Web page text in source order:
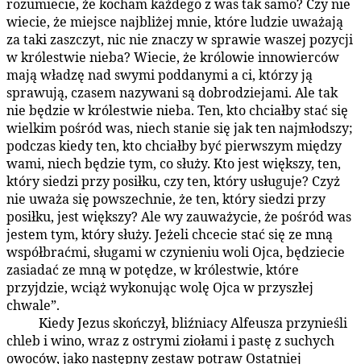
rozumiecie, że kocham każdego z was tak samo? Czy nie
wiecie, że miejsce najbliżej mnie, które ludzie uważają
za taki zaszczyt, nic nie znaczy w sprawie waszej pozycji
w królestwie nieba? Wiecie, że królowie innowierców
mają władzę nad swymi poddanymi a ci, którzy ją
sprawują, czasem nazywani są dobrodziejami. Ale tak
nie będzie w królestwie nieba. Ten, kto chciałby stać się
wielkim pośród was, niech stanie się jak ten najmłodszy;
podczas kiedy ten, kto chciałby być pierwszym między
wami, niech będzie tym, co służy. Kto jest większy, ten,
który siedzi przy posiłku, czy ten, który usługuje? Czyż
nie uważa się powszechnie, że ten, który siedzi przy
posiłku, jest większy? Ale wy zauważycie, że pośród was
jestem tym, który służy. Jeżeli chcecie stać się ze mną
współbraćmi, sługami w czynieniu woli Ojca, będziecie
zasiadać ze mną w potędze, w królestwie, które
przyjdzie, wciąż wykonując wolę Ojca w przyszłej
chwale”.
179:3.10Kiedy Jezus skończył, bliźniacy Alfeusza przynieśli
chleb i wino, wraz z ostrymi ziołami i pastę z suchych
owoców, jako następny zestaw potraw Ostatniej